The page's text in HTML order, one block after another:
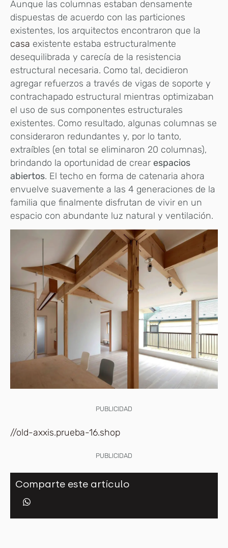
Aunque las columnas estaban densamente
dispuestas de acuerdo con las particiones
existentes, los arquitectos encontraron que la
casa existente estaba estructuralmente
desequilibrada y carecía de la resistencia
estructural necesaria. Como tal, decidieron
agregar refuerzos a través de vigas de soporte y
contrachapado estructural mientras optimizaban
el uso de sus componentes estructurales
existentes. Como resultado, algunas columnas se
consideraron redundantes y, por lo tanto,
extraíbles (en total se eliminaron 20 columnas),
brindando la oportunidad de crear espacios
abiertos. El techo en forma de catenaria ahora
envuelve suavemente a las 4 generaciones de la
familia que finalmente disfrutan de vivir en un
espacio con abundante luz natural y ventilación.
PUBLICIDAD
//old-axxis.prueba-16.shop
PUBLICIDAD
Comparte este artículo